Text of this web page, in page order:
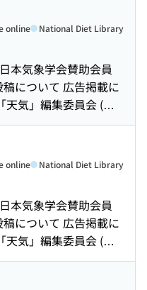
だな) 日本気象学会誌
10月号 目次と要旨 日本
巻 2015年9月 目次
本の天候(気候情報)
の天候(気候情報) 事務
器観測法委員会
開催された技術会
2015年度春季大会専
だより 2015年度公開
データ時代の幕開
だより 京都大学生存
マイルストーンに認定
ング入門」サンプルプ
片桐孝洋著, 東
, 3,400円(本体価格),
) 日本気象学会およ
表紙
る新たな国際的な枠
とメカニズム-」, 小倉
4月, 426頁, 4,500円
5(本だな) アンサ
果を用いたイネ葉い
38期第1回評議員会
る検討状況について
ジュニアセッション開
2015年7月 今月のひま
8号運用開始 2015年7
候情報) 2015年7月の
ルネットワークによる
: 山形・新潟を例に
(WCRP)合同科学委員
感(最近の学術動向)
申込みについて 新刊
online National Diet Library
本気象学会賛助会員
について 広告掲載に
天気」編集委員会 (複
大気放射学
の推進 : 2014年度藤
染物質広域監視シス
観測値を対象とした
力学数値モデルに関
らせ 国際学術研究集
のお知らせ(募集期日
課題に応えるデータ
気象学会賞受賞候補者
スケール気象予測研究
online National Diet Library
本気象学会賛助会員
について 広告掲載に
天気」編集委員会 (複
我が国にお
発足前後,そしてその